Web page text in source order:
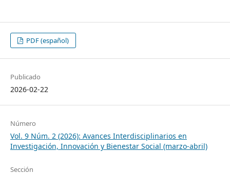
PDF (español)
Publicado
2026-02-22
Número
Vol. 9 Núm. 2 (2026): Avances Interdisciplinarios en
Investigación, Innovación y Bienestar Social (marzo-abril)
Sección